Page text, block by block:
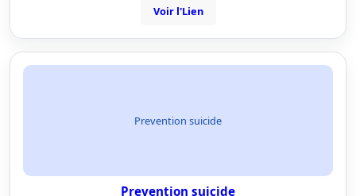
Voir l'Lien
Prevention suicide
Prevention suicide